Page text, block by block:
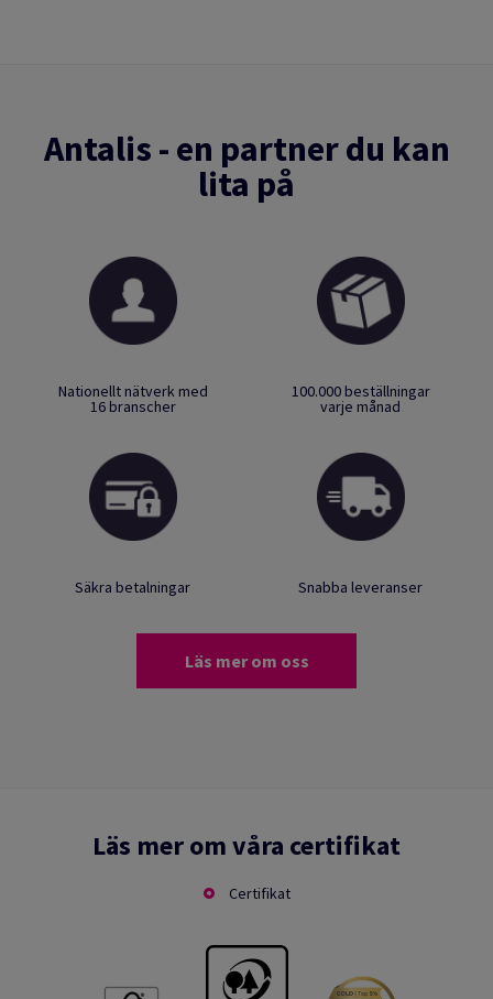
Antalis - en partner du kan
lita på
Nationellt nätverk med
16 branscher
100.000 beställningar
varje månad
Säkra betalningar Snabba leveranser
Läs mer om oss
Läs mer om våra certifikat
Certifikat